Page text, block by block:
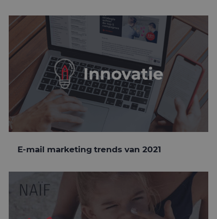
E-mail marketing trends van 2021